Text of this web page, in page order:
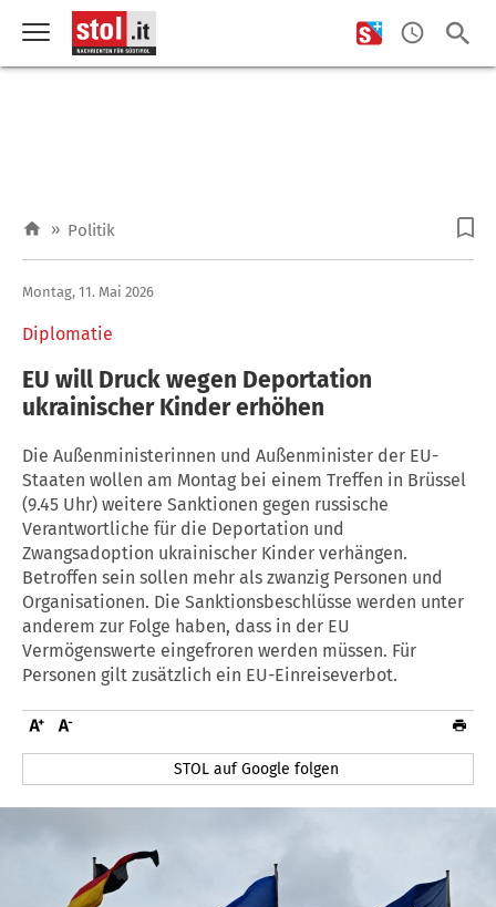
» Politik
Diplomatie
Montag, 11. Mai 2026
EU will Druck wegen Deportation
ukrainischer Kinder erhöhen
Die Außenministerinnen und Außenminister der EU-
Staaten wollen am Montag bei einem Treffen in Brüssel
(9.45 Uhr) weitere Sanktionen gegen russische
Verantwortliche für die Deportation und
Zwangsadoption ukrainischer Kinder verhängen.
Betroffen sein sollen mehr als zwanzig Personen und
Organisationen. Die Sanktionsbeschlüsse werden unter
anderem zur Folge haben, dass in der EU
Vermögenswerte eingefroren werden müssen. Für
Personen gilt zusätzlich ein EU-Einreiseverbot.
STOL auf Google folgen